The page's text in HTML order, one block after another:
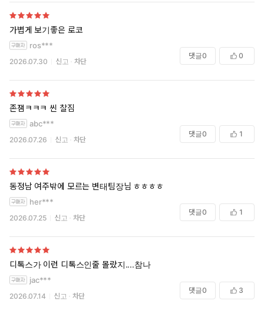
가볍게 보기좋은 로코
ros***
2026.07.30 신고 차단
댓글0 0
존잼ㅋㅋㅋ 씬 찰짐
abc***
2026.07.26 신고 차단
댓글0 1
동정남 여주밖에 모르는 변태팀장님 ㅎㅎㅎㅎ
her***
2026.07.25 신고 차단
댓글0 1
디톡스가 이런 디톡스인줄 몰랐지....참나
jac***
2026.07.14 신고 차단
댓글0 3